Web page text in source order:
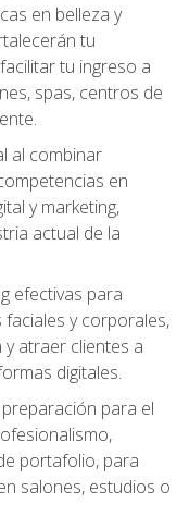
en belleza y
tu
tu ingreso a
spas, centros de
al combinar
en
y marketing,
actual de la
efectivas para
y corporales,
atraer clientes a
digitales.
para el
portafolio, para
salones, estudios o